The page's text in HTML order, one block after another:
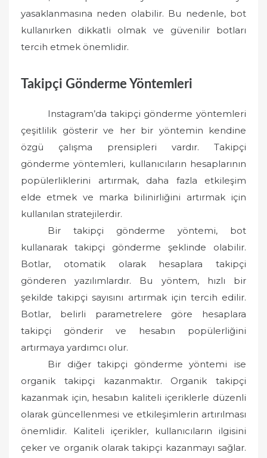
yasaklanmasına neden olabilir. Bu nedenle, bot
kullanırken dikkatli olmak ve güvenilir botları
tercih etmek önemlidir.
Takipçi Gönderme Yöntemleri
Instagram’da takipçi gönderme yöntemleri
çeşitlilik gösterir ve her bir yöntemin kendine
özgü çalışma prensipleri vardır. Takipçi
gönderme yöntemleri, kullanıcıların hesaplarının
popülerliklerini artırmak, daha fazla etkileşim
elde etmek ve marka bilinirliğini artırmak için
kullanılan stratejilerdir.
Bir takipçi gönderme yöntemi, bot
kullanarak takipçi gönderme şeklinde olabilir.
Botlar, otomatik olarak hesaplara takipçi
gönderen yazılımlardır. Bu yöntem, hızlı bir
şekilde takipçi sayısını artırmak için tercih edilir.
Botlar, belirli parametrelere göre hesaplara
takipçi gönderir ve hesabın popülerliğini
artırmaya yardımcı olur.
Bir diğer takipçi gönderme yöntemi ise
organik takipçi kazanmaktır. Organik takipçi
kazanmak için, hesabın kaliteli içeriklerle düzenli
olarak güncellenmesi ve etkileşimlerin artırılması
önemlidir. Kaliteli içerikler, kullanıcıların ilgisini
çeker ve organik olarak takipçi kazanmayı sağlar.